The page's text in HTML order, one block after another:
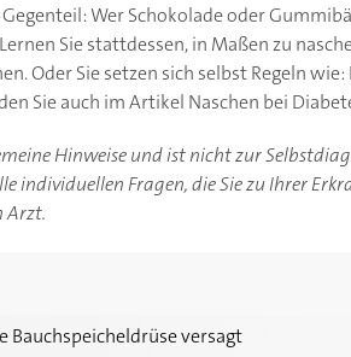
Wer Schokolade oder
Sie stattdessen, in Maßen zu
Oder Sie setzen sich selbst Regeln
Sie auch im Artikel Naschen bei
Hinweise und ist nicht zur
individuellen Fragen, die Sie zu Ihrer
Arzt.
Bauchspeicheldrüse versagt
versagt